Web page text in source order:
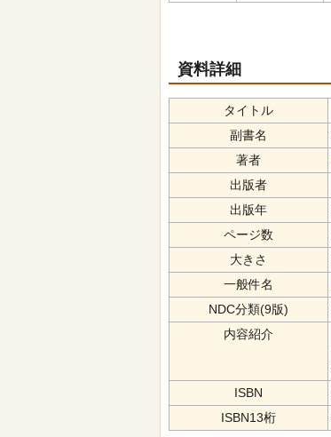
資料詳細
タイトル
副書名
著者
出版者
出版年
ページ数
大きさ
一般件名
NDC分類(9版)
内容紹介
ISBN
ISBN13桁